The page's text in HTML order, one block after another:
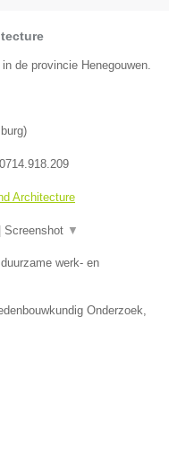
de provincie Henegouwen.
)
0714.918.209
Architecture
Screenshot ▼
werk- en
Onderzoek,